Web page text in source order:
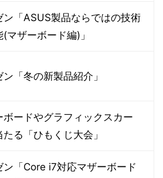
ン「ASUS製品ならではの技術
(マザーボード編)」
ン「冬の新製品紹介」
ボードやグラフィックスカー
たる「ひもくじ大会」
ン「Core i7対応マザーボード